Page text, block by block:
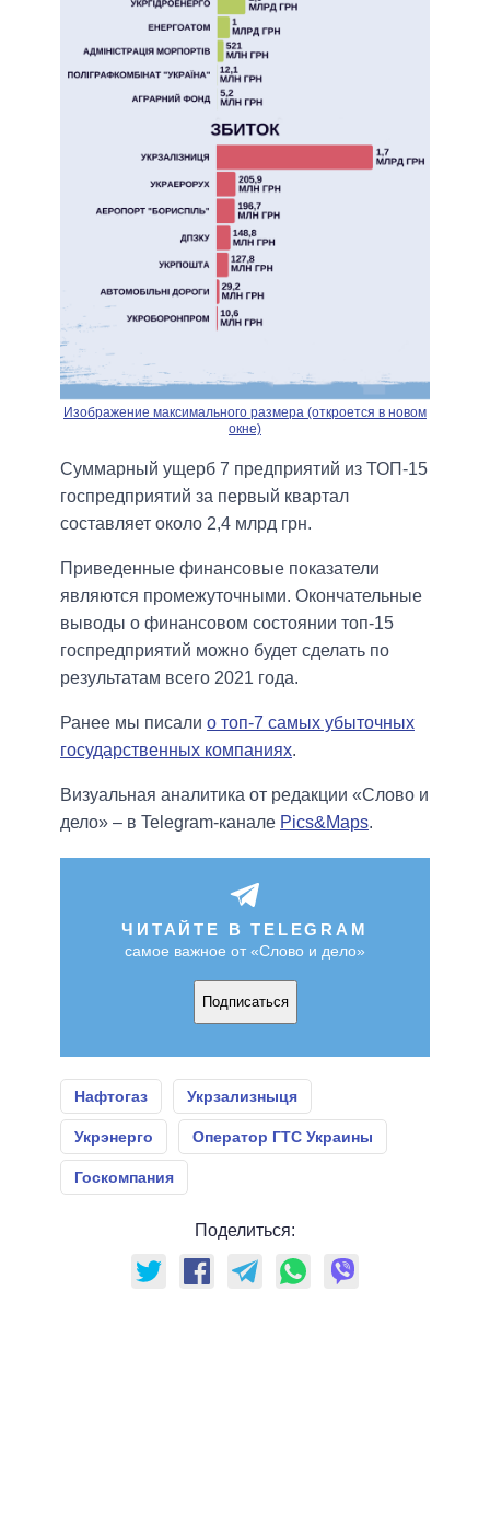
Изображение максимального размера (откроется в новом
окне)
Суммарный ущерб 7 предприятий из ТОП-15
госпредприятий за первый квартал
составляет около 2,4 млрд грн.
Приведенные финансовые показатели
являются промежуточными. Окончательные
выводы о финансовом состоянии топ-15
госпредприятий можно будет сделать по
результатам всего 2021 года.
Ранее мы писали о топ-7 самых убыточных
государственных компаниях.
Визуальная аналитика от редакции «Слово и
дело» – в Telegram-канале Pics&Maps.
ЧИТАЙТЕ В TELEGRAM
самое важное от «Слово и дело»
Подписаться
Нафтогаз Укрзализныця
Укрэнерго Оператор ГТС Украины
Госкомпания
Поделиться: